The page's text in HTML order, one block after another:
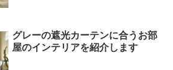
グレーの遮光カーテンに合うお部
屋のインテリアを紹介します